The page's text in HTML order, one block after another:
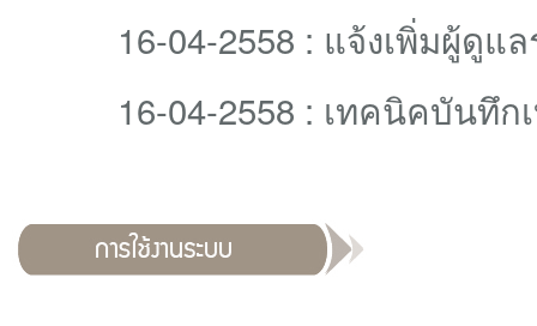
16-04-2558 : แจ้งเพิ่มผู้ดูแ
16-04-2558 : เทคนิคบันทึ